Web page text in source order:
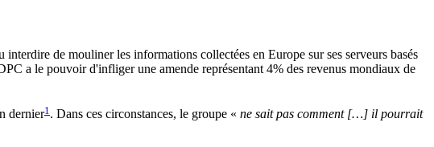
de mouliner les informations collectées en Europe sur ses serveurs basés
a le pouvoir d'infliger une amende représentant 4% des revenus mondiaux de
dernier1 . Dans ces circonstances, le groupe « ne sait pas comment […] il pourrait